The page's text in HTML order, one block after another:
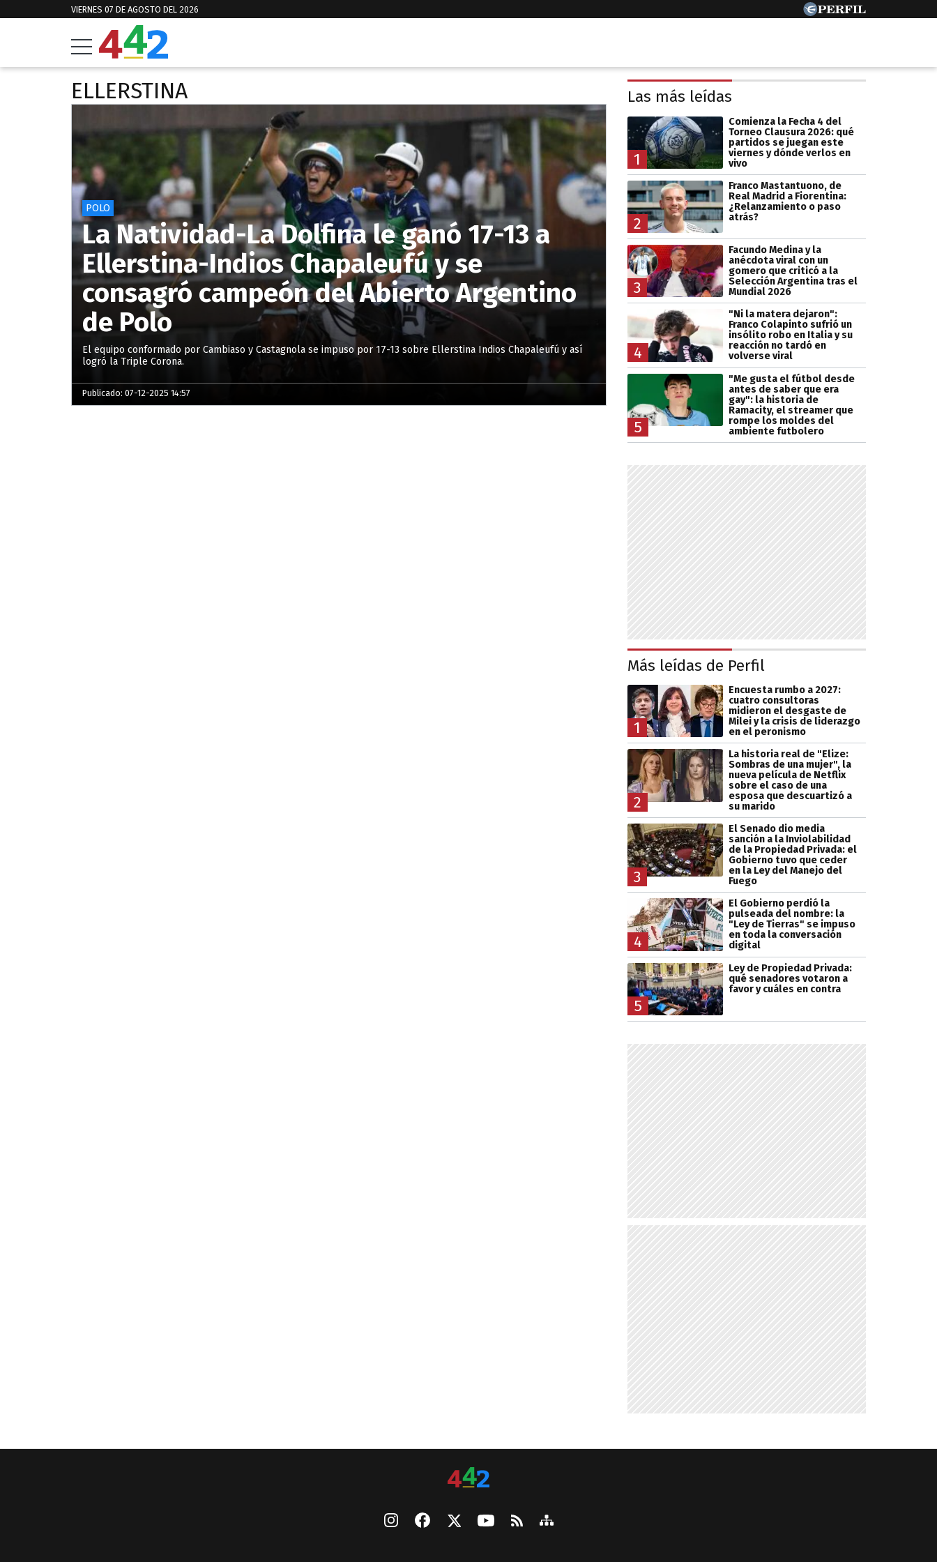
VIERNES 07 DE AGOSTO DEL 2026
ELLERSTINA
POLO
La Natividad-La Dolfina le ganó 17-13 a
Ellerstina-Indios Chapaleufú y se
consagró campeón del Abierto Argentino
de Polo
El equipo conformado por Cambiaso y Castagnola se impuso por 17-13 sobre Ellerstina Indios Chapaleufú y así
logró la Triple Corona.
Publicado: 07-12-2025 14:57
Las más leídas
1
Comienza la Fecha 4 del
Torneo Clausura 2026: qué
partidos se juegan este
viernes y dónde verlos en
vivo
2
Franco Mastantuono, de
Real Madrid a Fiorentina:
¿Relanzamiento o paso
atrás?
3
Facundo Medina y la
anécdota viral con un
gomero que criticó a la
Selección Argentina tras el
Mundial 2026
4
"Ni la matera dejaron":
Franco Colapinto sufrió un
insólito robo en Italia y su
reacción no tardó en
volverse viral
5
"Me gusta el fútbol desde
antes de saber que era
gay": la historia de
Ramacity, el streamer que
rompe los moldes del
ambiente futbolero
Más leídas de Perfil
1
Encuesta rumbo a 2027:
cuatro consultoras
midieron el desgaste de
Milei y la crisis de liderazgo
en el peronismo
2
La historia real de "Elize:
Sombras de una mujer", la
nueva película de Netflix
sobre el caso de una
esposa que descuartizó a
su marido
3
El Senado dio media
sanción a la Inviolabilidad
de la Propiedad Privada: el
Gobierno tuvo que ceder
en la Ley del Manejo del
Fuego
4
El Gobierno perdió la
pulseada del nombre: la
"Ley de Tierras" se impuso
en toda la conversación
digital
5
Ley de Propiedad Privada:
qué senadores votaron a
favor y cuáles en contra